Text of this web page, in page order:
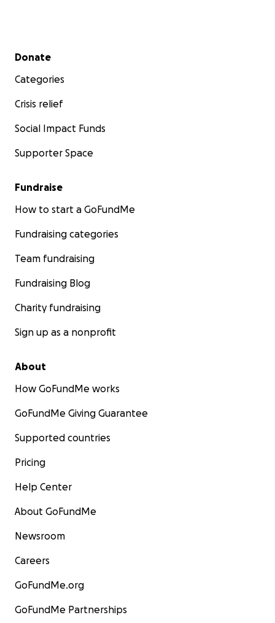
Secondary menu
Donate
Categories
Crisis relief
Social Impact Funds
Supporter Space
Fundraise
How to start a GoFundMe
Fundraising categories
Team fundraising
Fundraising Blog
Charity fundraising
Sign up as a nonprofit
About
How GoFundMe works
GoFundMe Giving Guarantee
Supported countries
Pricing
Help Center
About GoFundMe
Newsroom
Careers
GoFundMe.org
GoFundMe Partnerships